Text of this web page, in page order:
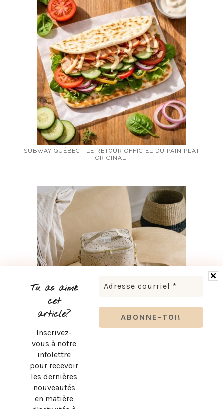
Tu as aimé
cet
article?
Inscrivez-
vous à notre
infolettre
pour recevoir
les dernières
nouveautés
en matière
SUBWAY QUÉBEC : LE RETOUR OFFICIEL DU PAIN PLAT
ORIGINAL!
RENTRÉE SCOLAIRE : LES ESSENTIELS KOZY POUR SON